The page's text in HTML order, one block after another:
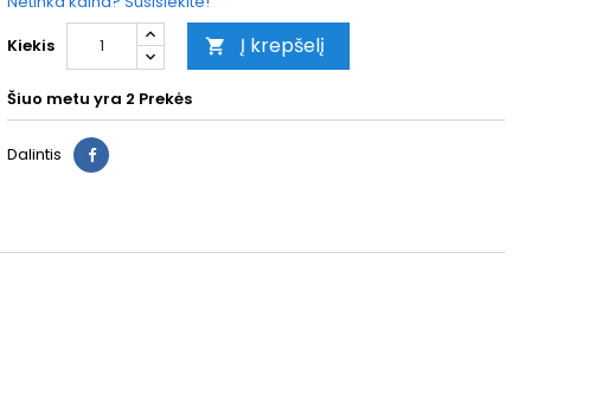
Kiekis
 Į krepšelį
Šiuo metu yra 2 Prekės
Dalintis